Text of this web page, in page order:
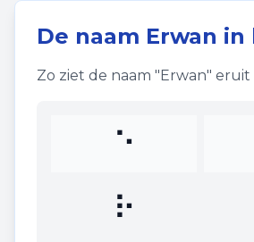
De naam Erwan in
Zo ziet de naam "Erwan" eruit
⠑
⠗